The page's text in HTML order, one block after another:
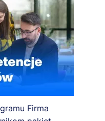
Firma